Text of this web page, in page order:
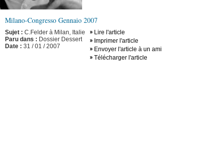
Milano-Congresso Gennaio 2007
Sujet : C.Felder à Milan, Italie
Paru dans : Dossier Dessert
Date : 31 / 01 / 2007
Lire l'article
Imprimer l'article
Envoyer l'article à un ami
Télécharger l'article